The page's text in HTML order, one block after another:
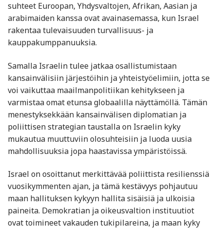
suhteet Euroopan, Yhdysvaltojen, Afrikan, Aasian ja
arabimaiden kanssa ovat avainasemassa, kun Israel
rakentaa tulevaisuuden turvallisuus- ja
kauppakumppanuuksia.
Samalla Israelin tulee jatkaa osallistumistaan
kansainvälisiin järjestöihin ja yhteistyöelimiin, jotta se
voi vaikuttaa maailmanpolitiikan kehitykseen ja
varmistaa omat etunsa globaalilla näyttämöllä. Tämän
menestyksekkään kansainvälisen diplomatian ja
poliittisen strategian taustalla on Israelin kyky
mukautua muuttuviin olosuhteisiin ja luoda uusia
mahdollisuuksia jopa haastavissa ympäristöissä.
Israel on osoittanut merkittävää poliittista resilienssiä
vuosikymmenten ajan, ja tämä kestävyys pohjautuu
maan hallituksen kykyyn hallita sisäisiä ja ulkoisia
paineita. Demokratian ja oikeusvaltion instituutiot
ovat toimineet vakauden tukipilareina, ja maan kyky